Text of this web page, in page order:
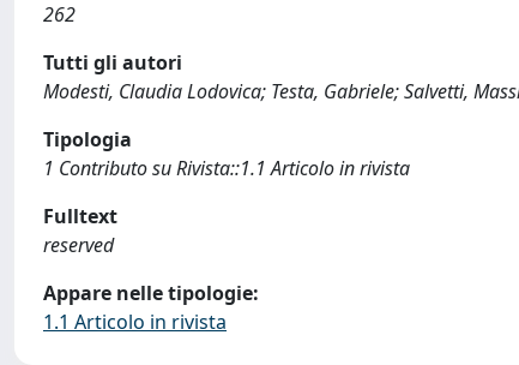
262
Tutti gli autori
Modesti, Claudia Lodovica; Testa, Gabriele; Salvetti,
Tipologia
1 Contributo su Rivista::1.1 Articolo in rivista
Fulltext
reserved
Appare nelle tipologie:
1.1 Articolo in rivista